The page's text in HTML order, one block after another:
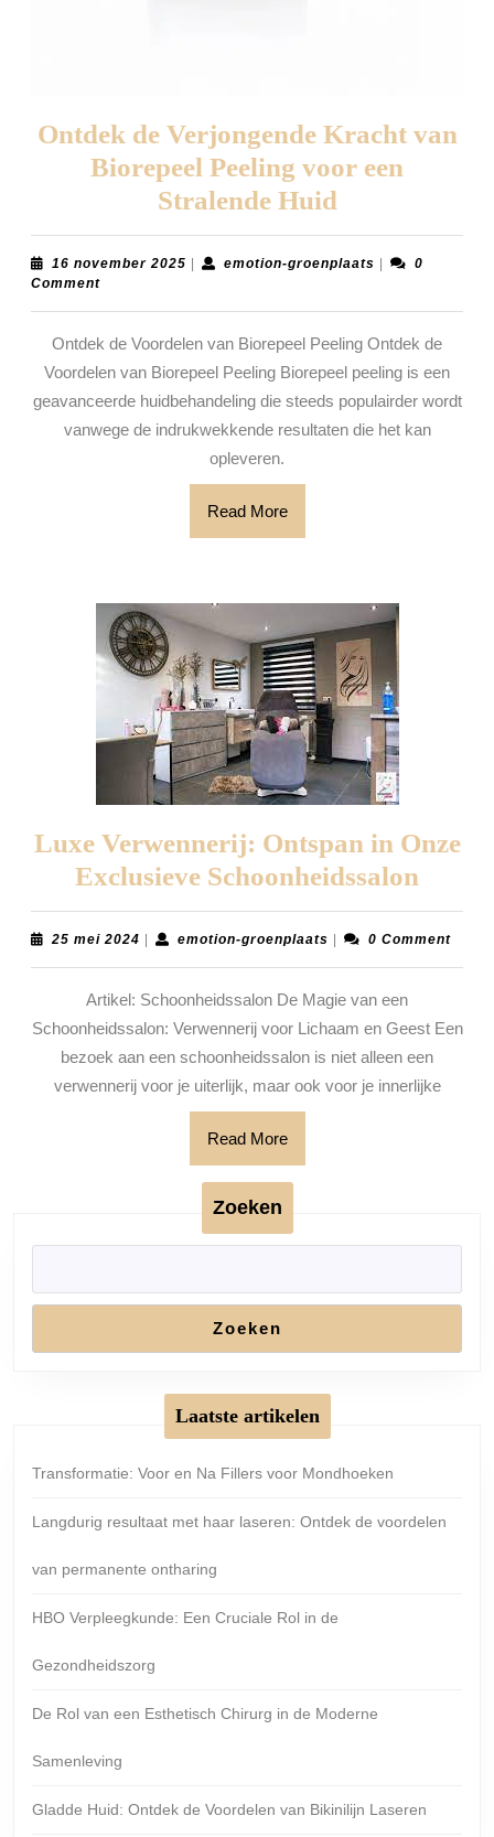
Ontdek de Verjongende Kracht van
Biorepeel Peeling voor een
Stralende HuidOntdek
de
Verjongende
van
Biorepeel
Peeling
voor
16 november 2025 16
| emotion-groenplaatsemotion-
|
0
Comment
Ontdek de Voordelen van Biorepeel Peeling Ontdek de
Voordelen van Biorepeel Peeling Biorepeel peeling is een
geavanceerde huidbehandeling die steeds populairder wordt
vanwege de indrukwekkende resultaten die het kan
opleveren.
Read MoreRead
More
Luxe Verwennerij: Ontspan in Onze
Exclusieve Schoonheidssalon
in
25 mei 2024 25
| emotion-groenplaatsemotion-
| 0 Comment
Artikel: Schoonheidssalon De Magie van een
Schoonheidssalon: Verwennerij voor Lichaam en Geest Een
bezoek aan een schoonheidssalon is niet alleen een
verwennerij voor je uiterlijk, maar ook voor je innerlijke
Read MoreRead
More
Zoeken
Zoeken
Laatste artikelen
Transformatie: Voor en Na Fillers voor Mondhoeken
Langdurig resultaat met haar laseren: Ontdek de voordelen
van permanente ontharing
HBO Verpleegkunde: Een Cruciale Rol in de
Gezondheidszorg
De Rol van een Esthetisch Chirurg in de Moderne
Samenleving
Gladde Huid: Ontdek de Voordelen van Bikinilijn Laseren